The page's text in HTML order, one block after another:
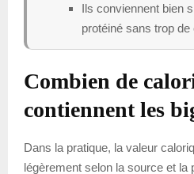
Ils conviennent bien
protéiné sans trop de
Combien de
contiennent les
Dans la pratique, la valeur
légèrement selon la source et la